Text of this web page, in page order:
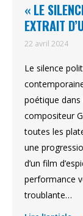
« LE
EXTRAIT
22 avril 2024
Le silence
poétique dans
compositeur
toutes les
une
d’un film
performance
troublante…